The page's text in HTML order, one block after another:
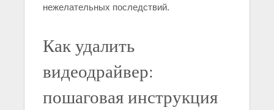
нежелательных последствий.
Как удалить
видеодрайвер:
пошаговая инструкция